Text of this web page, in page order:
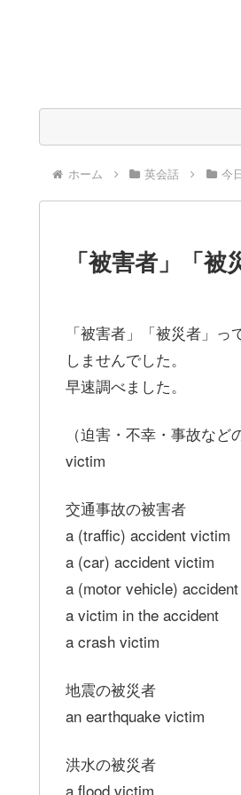
ホーム 英会話 今
「被害者」「
「被害者」「被災者」
しませんでした。
早速調べました。
（迫害・不幸・事故な
victim
交通事故の被害者
a (traffic) accident victim
a (car) accident victim
a (motor vehicle)
a victim in the accident
a crash victim
地震の被災者
an earthquake victim
洪水の被災者
a flood victim